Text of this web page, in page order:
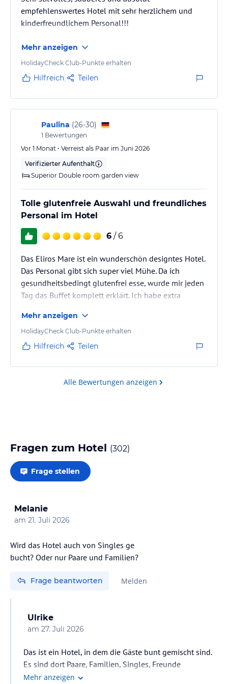
empfehlenswertes Hotel mit sehr herzlichem und
kinderfreundlichem Personal!!!
Mehr anzeigen
HolidayCheck Club-Punkte erhalten
Hilfreich Teilen
Paulina (26-30)
1 Bewertungen
Vor 1 Monat • Verreist als Paar im Juni 2026
Verifizierter Aufenthalt
Superior Double room garden view
Tolle glutenfreie Auswahl und freundliches
Personal im Hotel
6 / 6
Das Eliros Mare ist ein wunderschön designtes Hotel.
Das Personal gibt sich super viel Mühe. Da ich
gesundheitsbedingt glutenfrei esse, wurde mir jeden
Tag das Buffet komplett erklärt. Ich habe extra
bekommen und wurde bei jedem Essen darauf
angesprochen, ob ich genügend verschiedene
Gerichte zur Auswahl hätte. So etwas habe ich bisher
Mehr anzeigen
HolidayCheck Club-Punkte erhalten
Hilfreich Teilen
Alle Bewertungen anzeigen
Fragen zum Hotel (302)
Frage stellen
Melanie
am 21. Juli 2026
Wird das Hotel auch von Singles ge
bucht? Oder nur Paare und Familien?
Frage beantworten Melden
Ulrike
am 27. Juli 2026
Das ist ein Hotel, in dem die Gäste bunt gemischt sind.
Es sind dort Paare, Familien, Singles, Freunde
anzutreffen.
Mehr anzeigen